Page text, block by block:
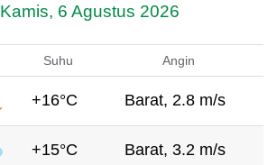
Kamis, 6 Agustus 2026
Suhu Angin
+16°C Barat, 2.8 m/s
+15°C Barat, 3.2 m/s